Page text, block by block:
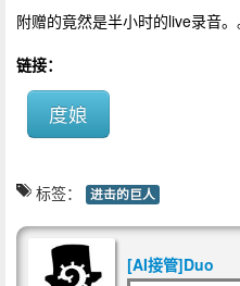
附赠的竟然是半小时的live录音。
链接：
度娘
标签： 进击的巨人
[AI接管]Duo